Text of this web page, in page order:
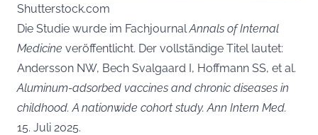
Shutterstock.com
Die Studie wurde im FachjournalAnnals of Internal
Medicine veröffentlicht. Der vollständige Titel lautet:
Andersson NW, Bech Svalgaard I, Hoffmann SS, et al.
Aluminum-adsorbed vaccines and chronic diseases in
childhood. A nationwide cohort study. Ann Intern Med.
15. Juli 2025.